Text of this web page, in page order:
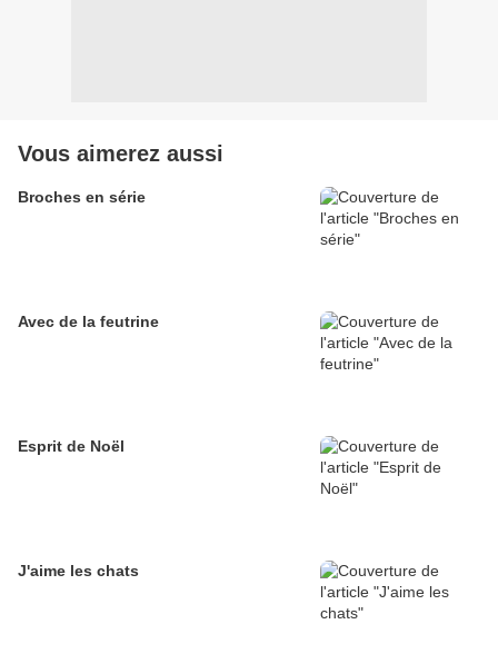
Vous aimerez aussi
Broches en série
Avec de la feutrine
Esprit de Noël
J'aime les chats